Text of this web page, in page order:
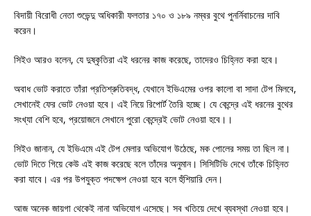
বিদায়ী বিরোধী নেতা শুভেন্দু অধিকারী ফলতার ১৭০ ও ১৮৯ নম্বর বুথে পুনর্নিবাচনের দাবি
করেন।
সিইও আরও বলেন, যে দুষ্কৃতিরা এই ধরনের কাজ করেছে, তাদেরও চিহ্নিত করা হবে।
অবাধ ভোট করাতে তাঁরা প্রতিশ্রুতিবদ্ধ, যেখানে ইভিএমের ওপর কালো বা সাদা টেপ মিলবে,
সেখানেই ফের ভোট নেওয়া হবে। এই নিয়ে রিপোর্ট তৈরি হচ্ছে। যে কেন্দ্রে এই ধরনের বুথের
সংখ্যা বেশি হবে, প্রয়োজনে সেখানে পুরো কেন্দ্রেই ভোট নেওয়া হবে।।
সিইও জানান, যে ইভিএমে এই টেপ মেলার অভিযোগ উঠেছে, মক পোলের সময় তা ছিল না।
ভোট দিতে গিয়ে কেউ এই কাজ করেছে বলে তাঁদের অনুমান। সিসিটিভি দেখে তাঁকে চিহ্নিত
করা যাবে। এর পর উপযুক্ত পদক্ষেপ নেওয়া হবে বলে হুঁশিয়ারি দেন।
আজ অনেক জায়গা থেকেই নানা অভিযোগ এসেছে। সব খতিয়ে দেখে ব্যবস্থা নেওয়া হবে।